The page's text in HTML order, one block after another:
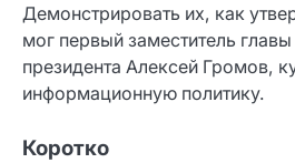
Демонстрировать их, как
мог первый заместитель
президента Алексей Громов,
информационную политику.
Коротко